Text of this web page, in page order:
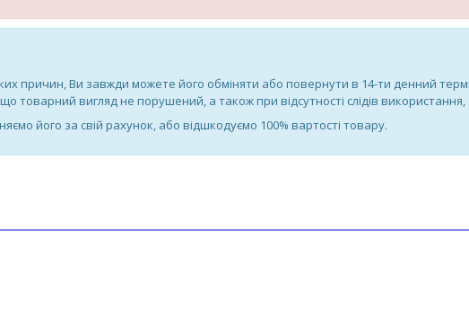
причин, Ви завжди можете його обміняти або повернути в 14-ти денний
товарний вигляд не порушений, а також при відсутності слідів використання,
його за свій рахунок, або відшкодуємо 100% вартості товару.